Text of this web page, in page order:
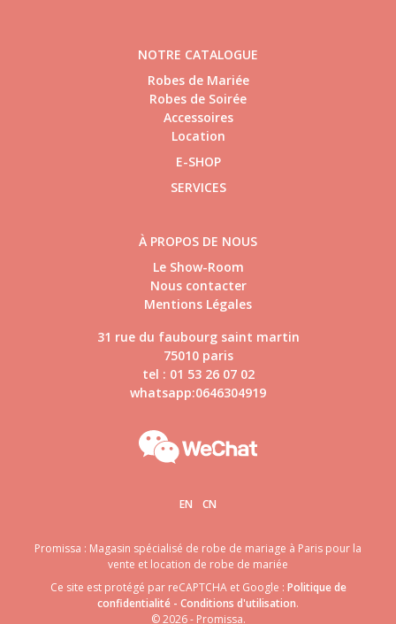
NOTRE CATALOGUE
Robes de Mariée
Robes de Soirée
Accessoires
Location
E-SHOP
SERVICES
À PROPOS DE NOUS
Le Show-Room
Nous contacter
Mentions Légales
31 rue du faubourg saint martin
75010 paris
tel : 01 53 26 07 02
whatsapp:0646304919
EN CN
Promissa : Magasin spécialisé de robe de mariage à Paris pour la
vente et location de robe de mariée
Ce site est protégé par reCAPTCHA et Google : Politique de
confidentialité - Conditions d'utilisation.
© 2026 - Promissa.